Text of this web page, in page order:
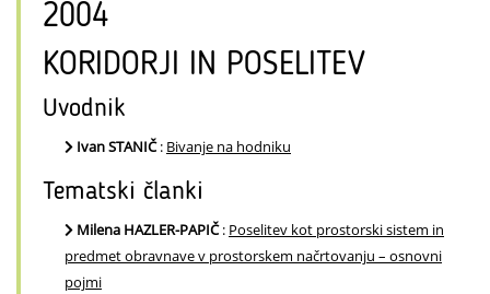
2004
KORIDORJI IN POSELITEV
Uvodnik
Ivan STANIČ: Bivanje na hodniku
Tematski članki
Milena HAZLER-PAPIČ: Poselitev kot prostorski sistem in
predmet obravnave v prostorskem načrtovanju – osnovni
pojmi